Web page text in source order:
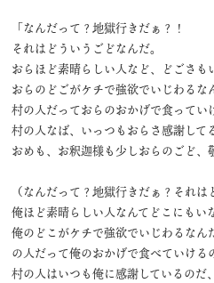
「なんだって？地獄行きだぁ？！
それはどういうごどなんだ。
おらほど素晴らしい人など、どごさも
おらのどごがケチで強欲でいじわるな
村の人だっておらのおかげで食ってい
村の人なば、いっつもおらさ感謝して
おめも、お釈迦様も少しおらのごど、
（なんだって？地獄行きだぁ？それは
俺ほど素晴らしい人なんてどこにもい
俺のどこがケチで強欲でいじわるなん
の人だって俺のおかげで食べていける
村の人はいつも俺に感謝しているのだ、